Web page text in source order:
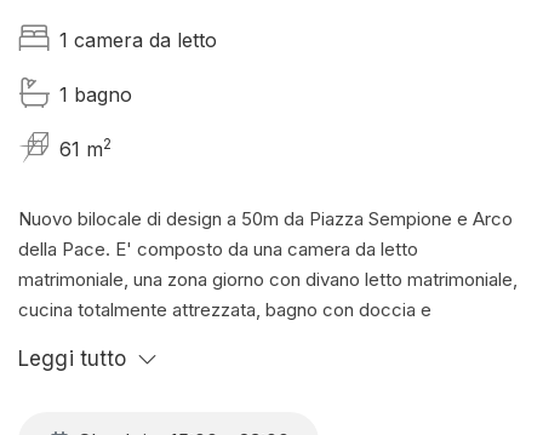
1 camera da letto
1 bagno
61 m2
Nuovo bilocale di design a 50m da Piazza Sempione e Arco
della Pace. E' composto da una camera da letto
matrimoniale, una zona giorno con divano letto matrimoniale,
cucina totalmente attrezzata, bagno con doccia e
gratuitamente.
Leggi tutto